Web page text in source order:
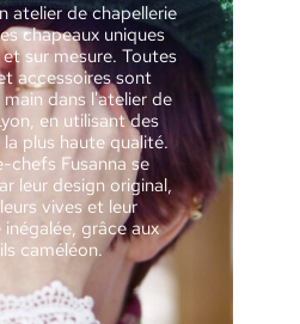
atelier de chapellerie
chapeaux uniques
sur mesure. Toutes
accessoires sont
dans l'atelier de
en utilisant des
plus haute qualité.
chefs Fusanna se
leur design original,
vives et leur
grâce aux
caméléon.